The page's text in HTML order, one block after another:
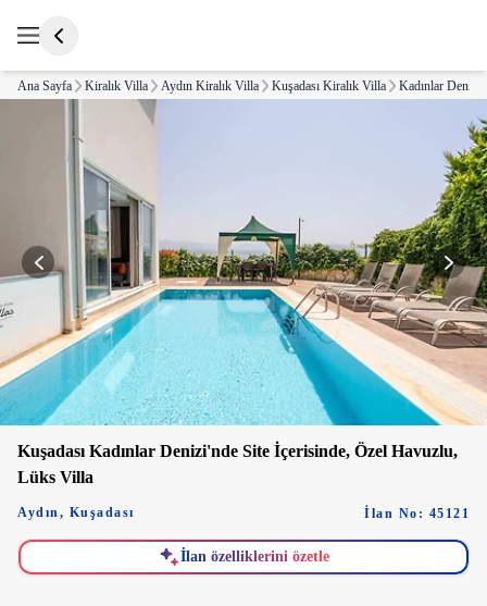
Ana Sayfa Kiralık Villa Aydın Kiralık Villa Kuşadası Kiralık Villa Kadınlar Denizi
Kuşadası Kadınlar Denizi'nde Site İçerisinde, Özel Havuzlu,
Lüks Villa
Aydın, Kuşadası İlan No: 45121
İlan özelliklerini özetle